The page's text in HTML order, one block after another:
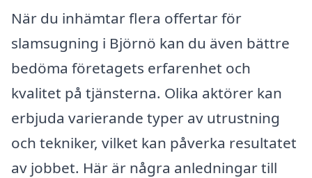
När du inhämtar flera offertar för
slamsugning i Björnö kan du även bättre
bedöma företagets erfarenhet och
kvalitet på tjänsterna. Olika aktörer kan
erbjuda varierande typer av utrustning
och tekniker, vilket kan påverka resultatet
av jobbet. Här är några anledningar till